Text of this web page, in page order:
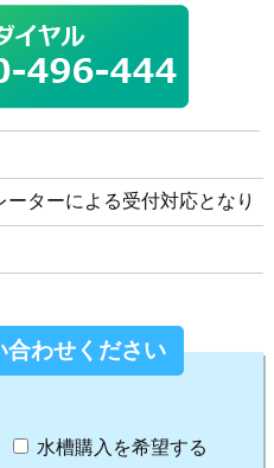
ターによる受付対応となり
合わせください
水槽購入を希望する